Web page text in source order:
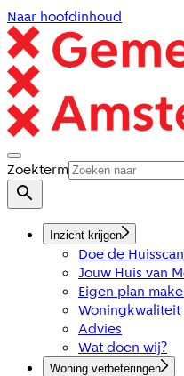
Naar hoofdinhoud
Zoekterm
Inzicht krijgen
Doe de Huisscan
Jouw Huis van
Eigen plan
Woningkwaliteit
Advies
Wat doen wij?
Woning verbeteringen